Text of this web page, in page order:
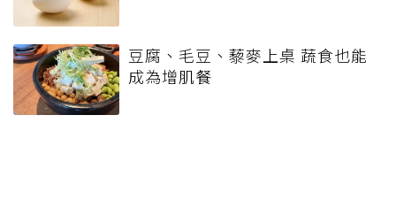
豆腐、毛豆、藜麥上桌 蔬食也能
成為增肌餐